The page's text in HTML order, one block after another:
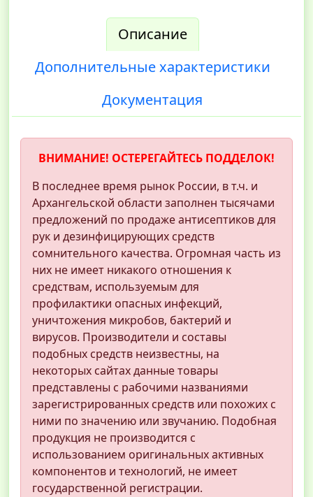
Описание
Дополнительные характеристики
Документация
ВНИМАНИЕ! ОСТЕРЕГАЙТЕСЬ ПОДДЕЛОК!
В последнее время рынок России, в т.ч. и
Архангельской области заполнен тысячами
предложений по продаже антисептиков для
рук и дезинфицирующих средств
сомнительного качества. Огромная часть из
них не имеет никакого отношения к
средствам, используемым для
профилактики опасных инфекций,
уничтожения микробов, бактерий и
вирусов. Производители и составы
подобных средств неизвестны, на
некоторых сайтах данные товары
представлены с рабочими названиями
зарегистрированных средств или похожих с
ними по значению или звучанию. Подобная
продукция не производится с
использованием оригинальных активных
компонентов и технологий, не имеет
государственной регистрации.